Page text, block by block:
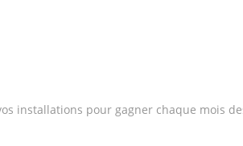
installations pour gagner chaque mois